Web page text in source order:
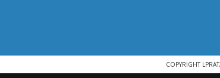
COPYRIGHT